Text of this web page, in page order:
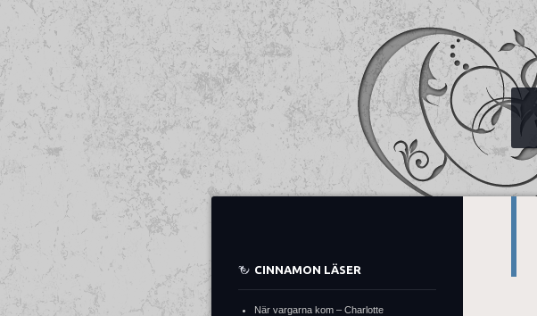
CINNAMON LÄSER
När vargarna kom – Charlotte